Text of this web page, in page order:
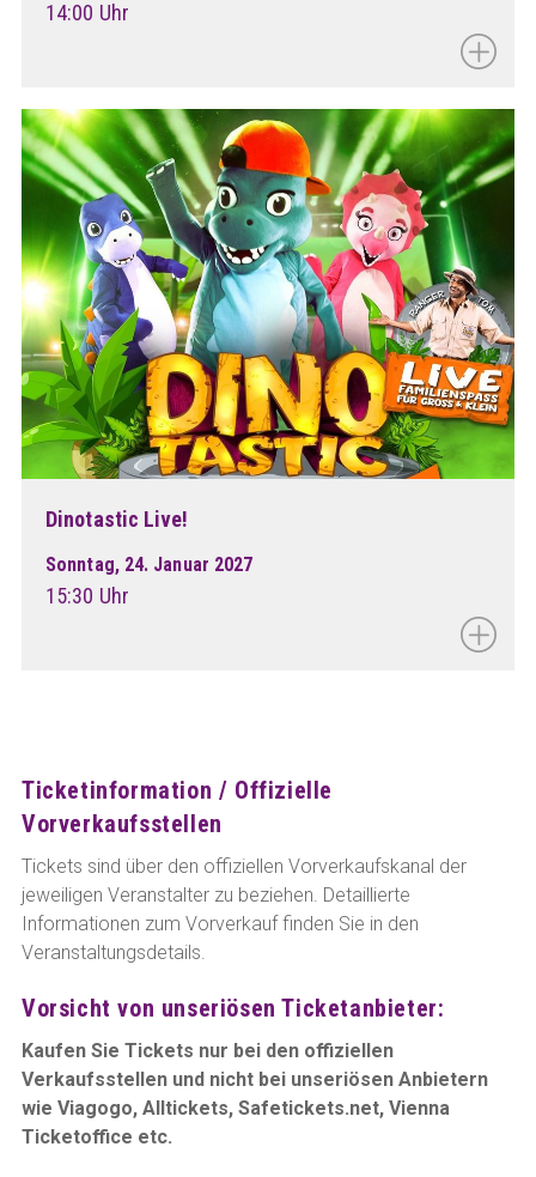
14:00 Uhr
Dinotastic Live!
Sonntag, 24. Januar 2027
15:30 Uhr
Ticketinformation / Offizielle
Vorverkaufsstellen
Tickets sind über den offiziellen Vorverkaufskanal der
jeweiligen Veranstalter zu beziehen. Detaillierte
Informationen zum Vorverkauf finden Sie in den
Veranstaltungsdetails.
Vorsicht von unseriösen Ticketanbieter:
Kaufen Sie Tickets nur bei den offiziellen
Verkaufsstellen und nicht bei unseriösen Anbietern
wie Viagogo, Alltickets, Safetickets.net, Vienna
Ticketoffice etc.